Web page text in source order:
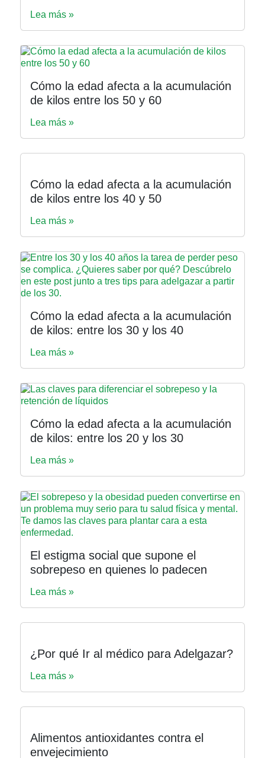
Lea más »
Cómo la edad afecta a la acumulación
de kilos entre los 50 y 60
Lea más »
Cómo la edad afecta a la acumulación
de kilos entre los 40 y 50
Lea más »
Cómo la edad afecta a la acumulación
de kilos: entre los 30 y los 40
Lea más »
Cómo la edad afecta a la acumulación
de kilos: entre los 20 y los 30
Lea más »
El estigma social que supone el
sobrepeso en quienes lo padecen
Lea más »
¿Por qué Ir al médico para Adelgazar?
Lea más »
Alimentos antioxidantes contra el
envejecimiento